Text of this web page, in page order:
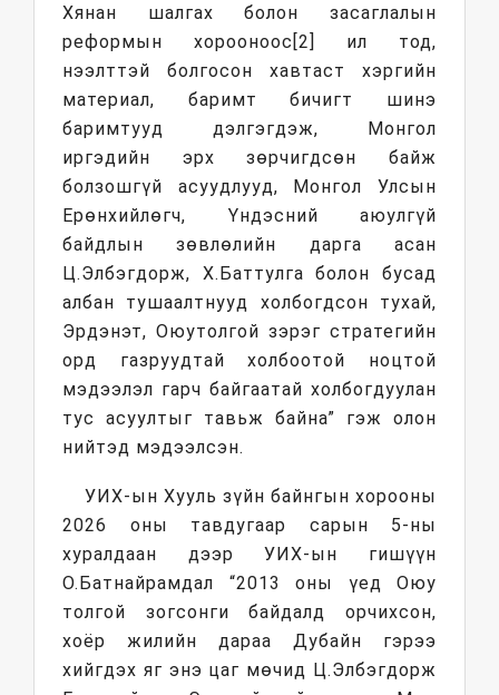
Хянан шалгах болон засаглалын
реформын хорооноос[2] ил тод,
нээлттэй болгосон хавтаст хэргийн
материал, баримт бичигт шинэ
баримтууд дэлгэгдэж, Монгол
иргэдийн эрх зөрчигдсөн байж
болзошгүй асуудлууд, Монгол Улсын
Ерөнхийлөгч, Үндэсний аюулгүй
байдлын зөвлөлийн дарга асан
Ц.Элбэгдорж, Х.Баттулга болон бусад
албан тушаалтнууд холбогдсон тухай,
Эрдэнэт, Оюутолгой зэрэг стратегийн
орд газруудтай холбоотой ноцтой
мэдээлэл гарч байгаатай холбогдуулан
тус асуултыг тавьж байна” гэж олон
нийтэд мэдээлсэн.
УИХ-ын Хууль зүйн байнгын хорооны
2026 оны тавдугаар сарын 5-ны
хуралдаан дээр УИХ-ын гишүүн
О.Батнайрамдал “2013 оны үед Оюу
толгой зогсонги байдалд орчихсон,
хоёр жилийн дараа Дубайн гэрээ
хийгдэх яг энэ цаг мөчид Ц.Элбэгдорж